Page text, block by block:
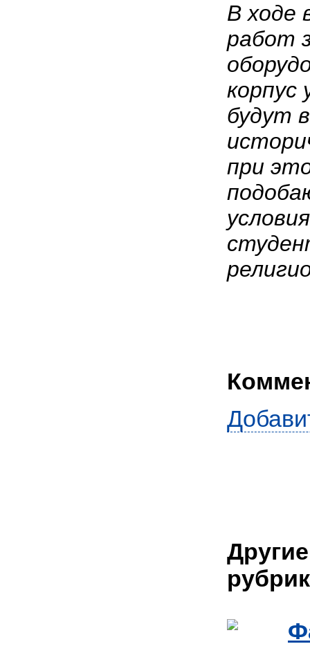
В ходе
работ
корпус
будут
при